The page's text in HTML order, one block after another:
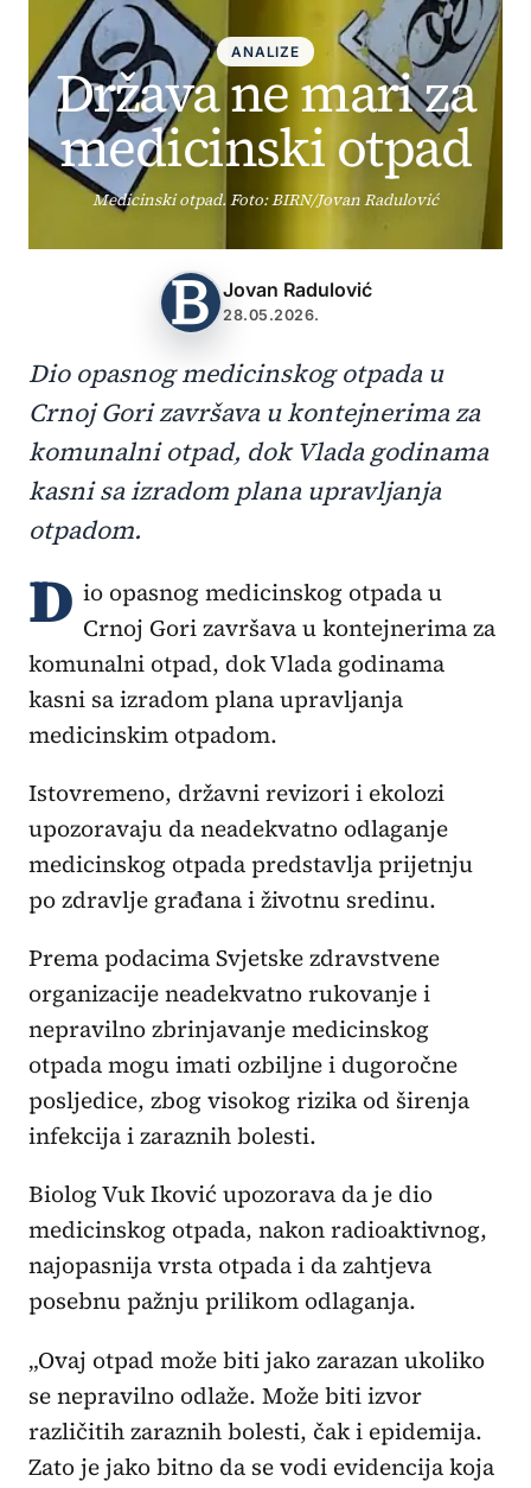
ANALIZE
Država ne mari za
medicinski otpad
Medicinski otpad. Foto: BIRN/Jovan Radulović
Jovan Radulović
28.05.2026.
Dio opasnog medicinskog otpada u
Crnoj Gori završava u kontejnerima za
komunalni otpad, dok Vlada godinama
kasni sa izradom plana upravljanja
otpadom.
D io opasnog medicinskog otpada u
Crnoj Gori završava u kontejnerima za
komunalni otpad, dok Vlada godinama
kasni sa izradom plana upravljanja
medicinskim otpadom.
Istovremeno, državni revizori i ekolozi
upozoravaju da neadekvatno odlaganje
medicinskog otpada predstavlja prijetnju
po zdravlje građana i životnu sredinu.
Prema podacima Svjetske zdravstvene
organizacije neadekvatno rukovanje i
nepravilno zbrinjavanje medicinskog
otpada mogu imati ozbiljne i dugoročne
posljedice, zbog visokog rizika od širenja
infekcija i zaraznih bolesti.
Biolog Vuk Iković upozorava da je dio
medicinskog otpada, nakon radioaktivnog,
najopasnija vrsta otpada i da zahtjeva
posebnu pažnju prilikom odlaganja.
„Ovaj otpad može biti jako zarazan ukoliko
se nepravilno odlaže. Može biti izvor
različitih zaraznih bolesti, čak i epidemija.
Zato je jako bitno da se vodi evidencija koja